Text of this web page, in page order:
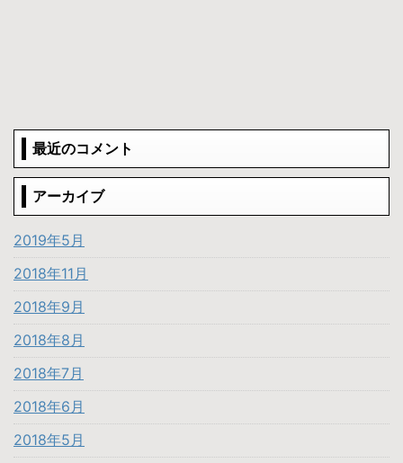
最近のコメント
アーカイブ
2019年5月
2018年11月
2018年9月
2018年8月
2018年7月
2018年6月
2018年5月